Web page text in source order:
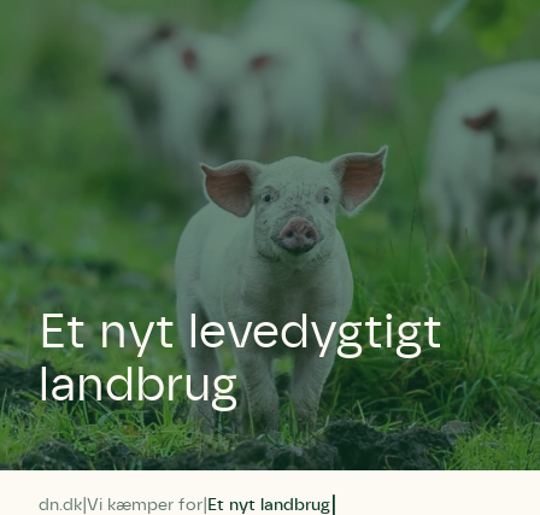
Et nyt levedygtigt
landbrug
dn.dk Vi kæmper for Et nyt landbrug